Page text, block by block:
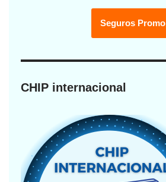
Seguros Promo
CHIP internacional